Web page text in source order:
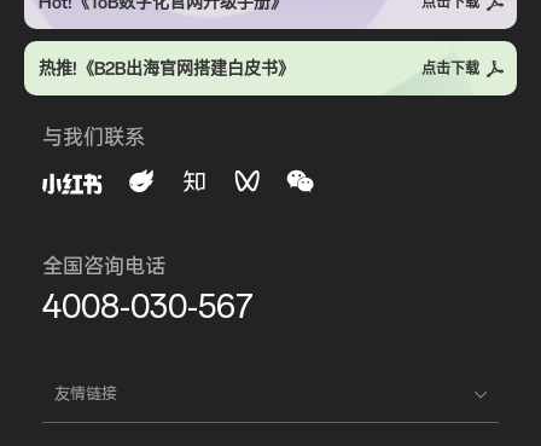
热推!《B2B出海官网搭建白皮书》 点击下载
与我们联系
全国咨询电话
4008-030-567
友情链接